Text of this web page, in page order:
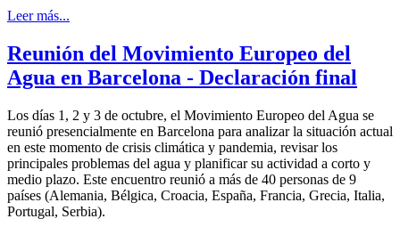
Leer más...
Reunión del Movimiento Europeo del
Agua en Barcelona - Declaración final
Los días 1, 2 y 3 de octubre, el Movimiento Europeo del Agua se
reunió presencialmente en Barcelona para analizar la situación actual
en este momento de crisis climática y pandemia, revisar los
principales problemas del agua y planificar su actividad a corto y
medio plazo. Este encuentro reunió a más de 40 personas de 9
países (Alemania, Bélgica, Croacia, España, Francia, Grecia, Italia,
Portugal, Serbia).